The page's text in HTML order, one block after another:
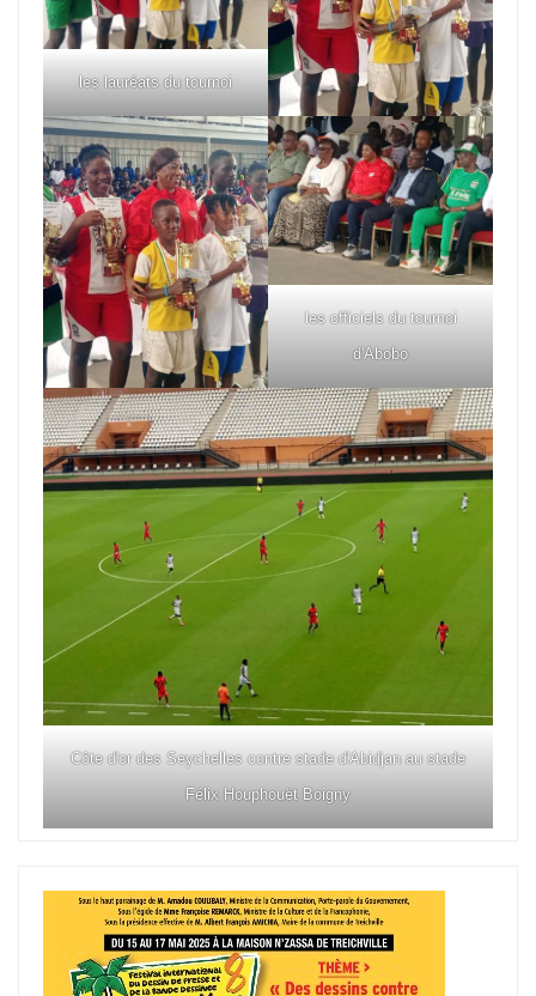
les lauréats du tournoi
les officiels du tournoi
d'Abobo
Côte d'or des Seychelles contre stade d'Abidjan au stade
Félix Houphouët Boigny